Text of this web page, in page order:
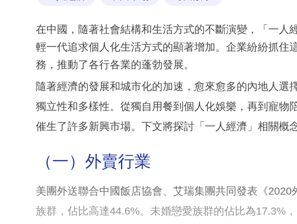
在中國，隨著社會結構和生活方式的不斷演變，「一人
輕一代追求個人化生活方式的顯著增加。企業紛紛抓住
務，推動了各行各業的蓬勃發展。
隨著經濟的發展和城市化的加速，愈來愈多的內地人選
獨立性和多樣性。從獨自用餐到個人化娛樂，再到寵物
催生了許多新興市場。下文將探討「一人經濟」相關概念
（一）外賣行業
美團外送聯合中國飯店協會、艾瑞集團共同發表《
族群，佔比高達44.6%。未婚戀愛族群的佔比為17.3%